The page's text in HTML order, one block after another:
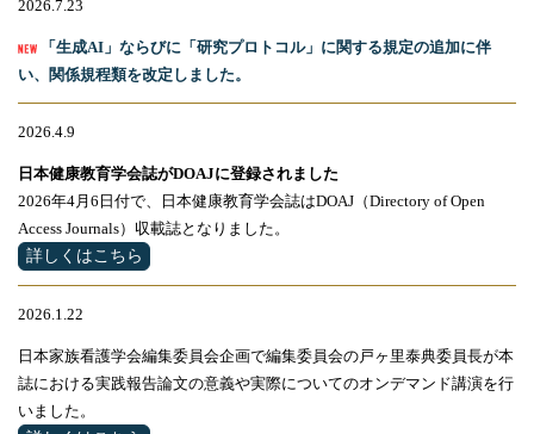
2026.7.23
「生成AI」ならびに「研究プロトコル」に関する規定の追加に伴
い、関係規程類を改定しました。
2026.4.9
日本健康教育学会誌がDOAJに登録されました
2026年4月 6 日付で、日本健康教育学会誌はDOAJ （Directory of Open
Access Journals）収載誌となりました。
詳しくはこちら
2026.1.22
日本家族看護学会編集委員会企画で編集委員会の戸ヶ里泰典委員長が本
誌における実践報告論文の意義や実際についてのオンデマンド講演を行
いました。